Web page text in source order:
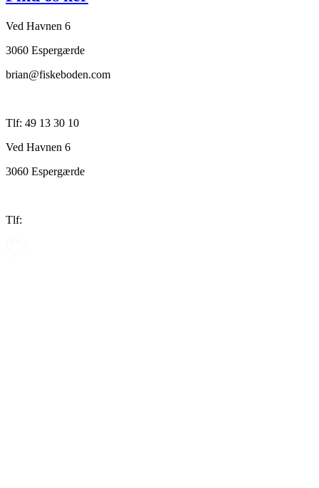
Ved Havnen 6
3060 Espergærde
brian@fiskeboden.com
Tlf: 49 13 30 10
Ved Havnen 6
3060 Espergærde
Tlf: